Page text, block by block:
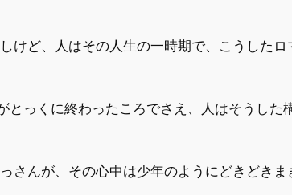
けど、人はその人生の一時期で、こうした
っくに終わったころでさえ、人はそうした
んが、その心中は少年のようにどきどき